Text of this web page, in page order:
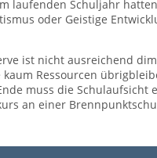
laufenden Schuljahr
oder Geistige
ist nicht ausreichend
kaum Ressourcen
muss die Schulaufsicht
an einer